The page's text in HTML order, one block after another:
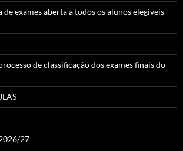
exames aberta a todos os alunos elegíveis
de classificação dos exames finais do
27